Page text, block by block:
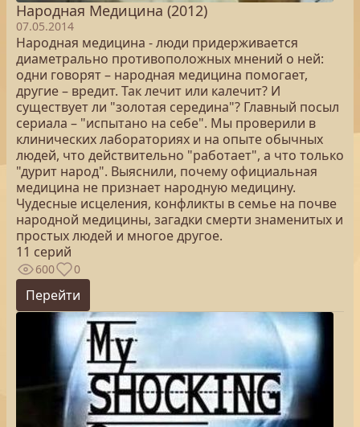
Народная Медицина (2012)
07.05.2014
Народная медицина - люди придерживается
диаметрально противоположных мнений о ней:
одни говорят – народная медицина помогает,
другие – вредит. Так лечит или калечит? И
существует ли "золотая середина"? Главный посыл
сериала – "испытано на себе". Мы проверили в
клинических лабораториях и на опыте обычных
людей, что действительно "работает", а что только
"дурит народ". Выяснили, почему официальная
медицина не признает народную медицину.
Чудесные исцеления, конфликты в семье на почве
народной медицины, загадки смерти знаменитых и
простых людей и многое другое.
11 серий
600 0
Перейти